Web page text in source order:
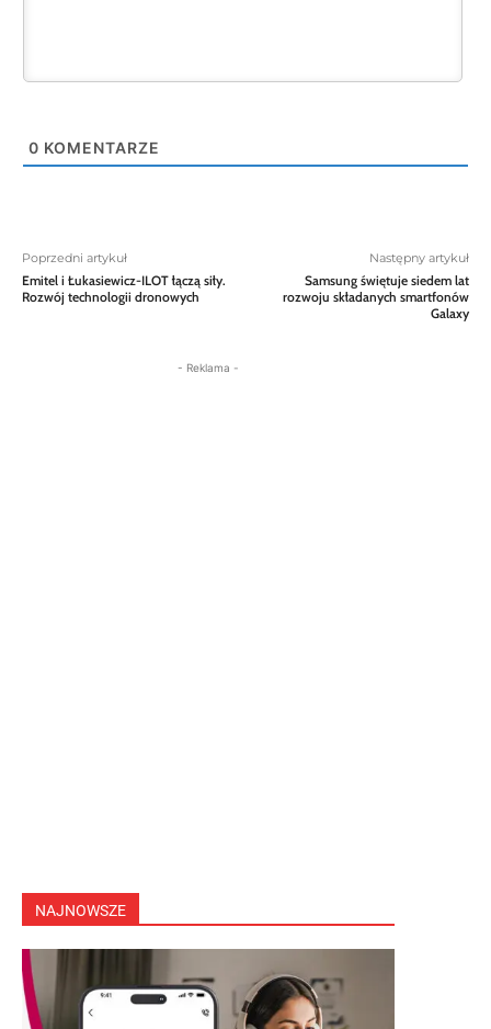
0 KOMENTARZE
Poprzedni artykuł
Emitel i Łukasiewicz-ILOT łączą siły.
Rozwój technologii dronowych
Następny artykuł
Samsung świętuje siedem lat
rozwoju składanych smartfonów
Galaxy
- Reklama -
NAJNOWSZE